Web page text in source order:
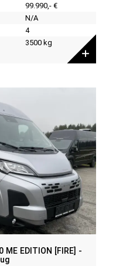
99.990,- €
N/A
4
3500 kg
ME EDITION [FIRE] -